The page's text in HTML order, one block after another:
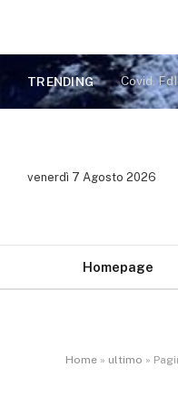
TRENDING
venerdì 7 Agosto 2026
Homepage
Home » ultimo »